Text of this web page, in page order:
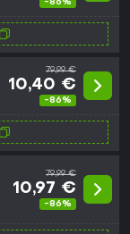
-86%
79,99 €
10,40 €
-86%
79,99 €
10,97 €
-86%